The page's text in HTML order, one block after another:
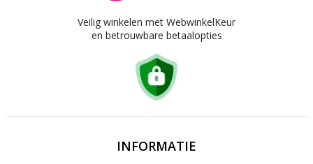
Veilig winkelen met WebwinkelKeur
en betrouwbare betaalopties
INFORMATIE